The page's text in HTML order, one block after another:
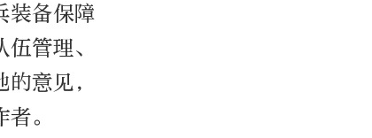
装备保障
管理、
意见，
。